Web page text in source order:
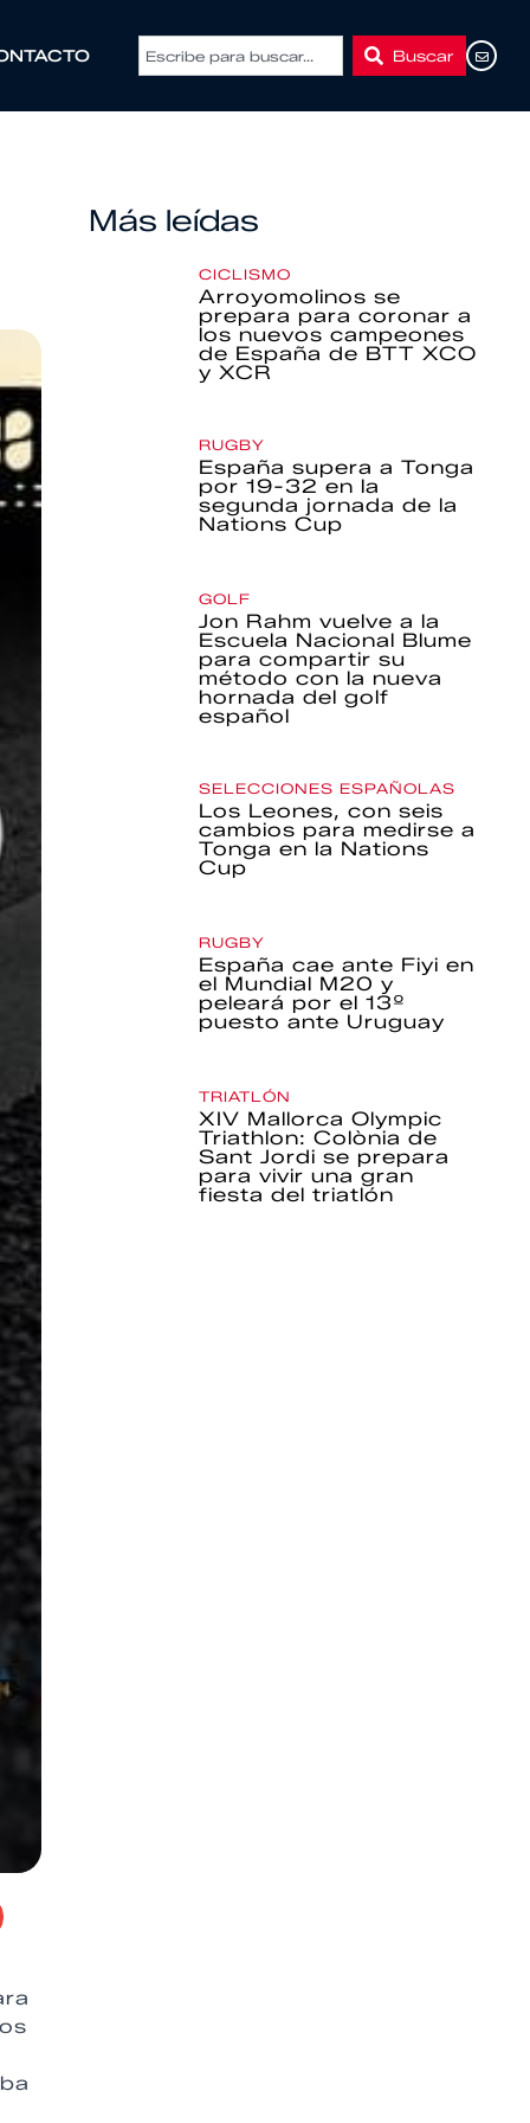
Buscar
Más leídas
CICLISMO
Arroyomolinos se
prepara para coronar a
los nuevos campeones
de España de BTT XCO
y XCR
RUGBY
España supera a Tonga
por 19-32 en la
segunda jornada de la
Nations Cup
GOLF
Jon Rahm vuelve a la
Escuela Nacional Blume
para compartir su
método con la nueva
hornada del golf
español
SELECCIONES ESPAÑOLAS
Los Leones, con seis
cambios para medirse a
Tonga en la Nations
Cup
RUGBY
España cae ante Fiyi en
el Mundial M20 y
peleará por el 13º
puesto ante Uruguay
TRIATLÓN
XIV Mallorca Olympic
Triathlon: Colònia de
Sant Jordi se prepara
para vivir una gran
fiesta del triatlón